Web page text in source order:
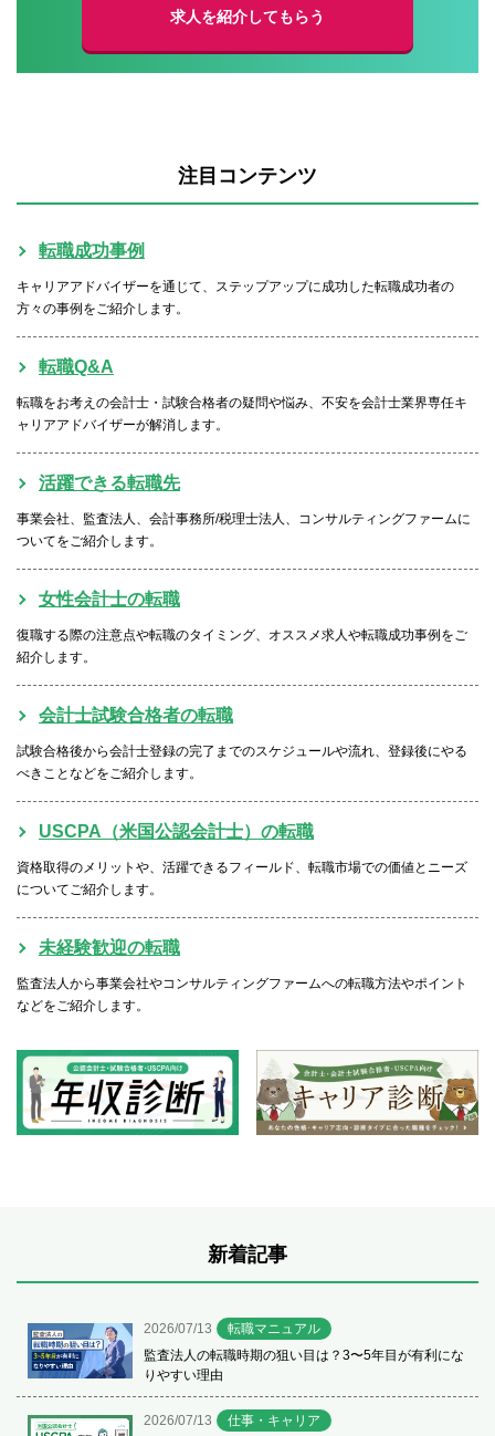
求人を紹介してもらう
注目コンテンツ
転職成功事例
キャリアアドバイザーを通じて、ステップアップに成功した転職成功者の
方々の事例をご紹介します。
転職Q&A
転職をお考えの会計士・試験合格者の疑問や悩み、不安を会計士業界専任キ
ャリアアドバイザーが解消します。
活躍できる転職先
事業会社、監査法人、会計事務所/税理士法人、コンサルティングファームに
ついてをご紹介します。
女性会計士の転職
復職する際の注意点や転職のタイミング、オススメ求人や転職成功事例をご
紹介します。
会計士試験合格者の転職
試験合格後から会計士登録の完了までのスケジュールや流れ、登録後にやる
べきことなどをご紹介します。
USCPA（米国公認会計士）の転職
資格取得のメリットや、活躍できるフィールド、転職市場での価値とニーズ
についてご紹介します。
未経験歓迎の転職
監査法人から事業会社やコンサルティングファームへの転職方法やポイント
などをご紹介します。
新着記事
2026/07/13
転職マニュアル
監査法人の転職時期の狙い目は？3〜5年目が有利にな
りやすい理由
2026/07/13
仕事・キャリア